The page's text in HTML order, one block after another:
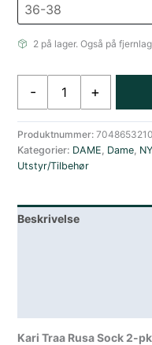
2 på lager. Også på
-
Ullsokker
2
Pakk
Rosa
antall
+
Produktnummer:
Kategorier: DAME, Dame,
Utstyr/Tilbehør
Beskrivelse
Kari Traa Rusa Sock 2-